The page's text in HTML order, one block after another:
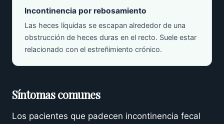
Incontinencia por rebosamiento
Las heces líquidas se escapan alrededor de una
obstrucción de heces duras en el recto. Suele estar
relacionado con el estreñimiento crónico.
Síntomas comunes
Los pacientes que padecen incontinencia fecal